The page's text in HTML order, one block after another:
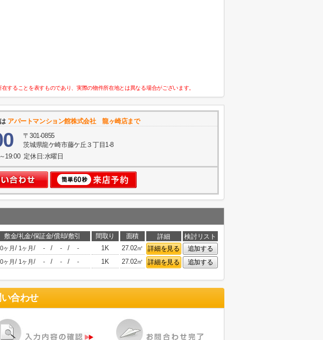
することを表すものであり、実際の物件所在地とは異なる場合がございます。
アパートマンション館株式会社 龍ヶ崎店まで
〒301-0855
茨城県龍ケ崎市藤ケ丘３丁目1-8
19:00 定休日:水曜日
敷金/礼金/保証金/償却/敷引 間取り 面積 詳細
検討リスト
0ヶ月 / 1ヶ月 / - / - / - 1K 27.02㎡ 詳細を見る
追加する
0ヶ月 / 1ヶ月 / - / - / - 1K 27.02㎡ 詳細を見る 追加する
合わせ